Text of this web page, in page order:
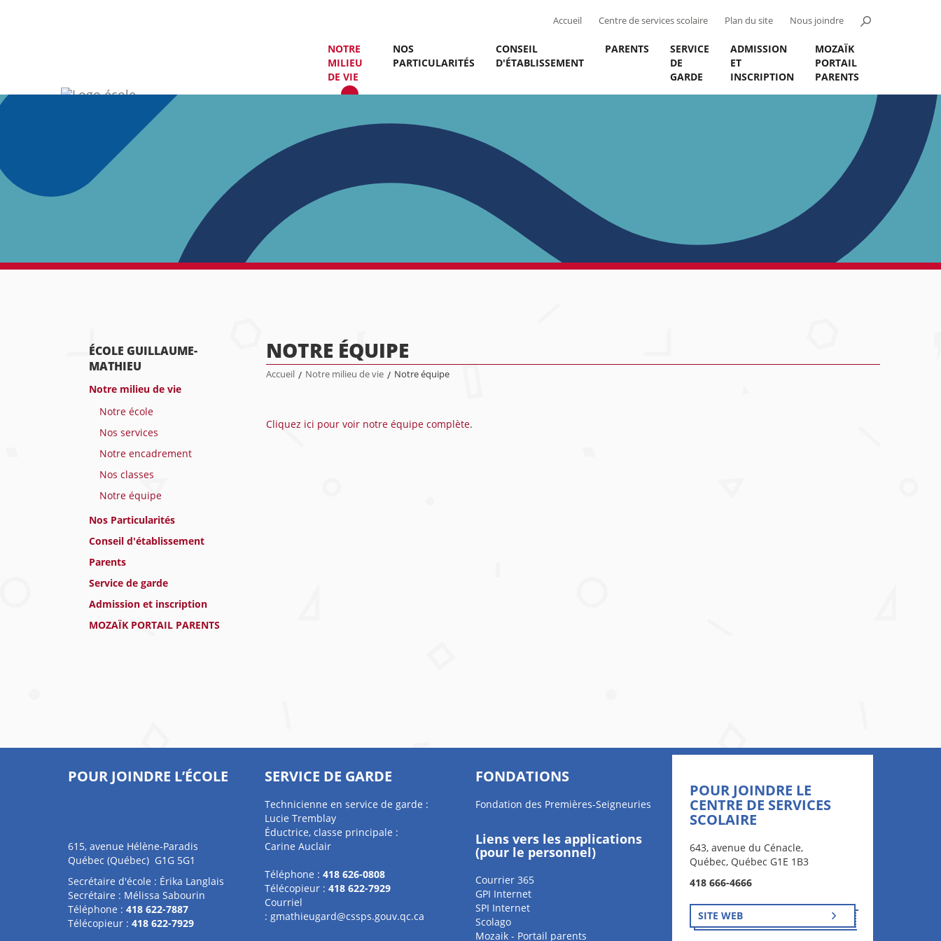
Accueil Centre de services scolaire Plan du site Nous joindre
NOTRE
MILIEU
DE VIE
NOS
PARTICULARITÉS
CONSEIL
D'ÉTABLISSEMENT
PARENTS
SERVICE
DE
GARDE
ADMISSION
ET
INSCRIPTION
MOZAÏK
PORTAIL
PARENTS
ÉCOLE GUILLAUME-
MATHIEU
Notre milieu de vie
Notre école
Nos services
Notre encadrement
Nos classes
Notre équipe
Nos Particularités
Conseil d'établissement
Parents
Service de garde
Admission et inscription
MOZAÏK PORTAIL PARENTS
NOTRE ÉQUIPE
Accueil / Notre milieu de vie / Notre équipe
Cliquez ici pour voir notre équipe complète.
POUR JOINDRE L’ÉCOLE
615, avenue Hélène-Paradis
Québec (Québec) G1G 5G1
Secrétaire d'école : Érika Langlais
Secrétaire : Mélissa Sabourin
Téléphone : 418 622-7887
Télécopieur : 418 622-7929
SERVICE DE GARDE
Technicienne en service de garde :
Lucie Tremblay
Éductrice, classe principale :
Carine Auclair
Téléphone : 418 626-0808
Télécopieur : 418 622-7929
Courriel
: gmathieugard@cssps.gouv.qc.ca
FONDATIONS
Fondation des Premières-Seigneuries
Liens vers les applications
(pour le personnel)
Courrier 365
GPI Internet
SPI Internet
Scolago
Mozaik - Portail parents
POUR JOINDRE LE
CENTRE DE SERVICES
SCOLAIRE
643, avenue du Cénacle,
Québec, Québec G1E 1B3
418 666-4666
SITE WEB